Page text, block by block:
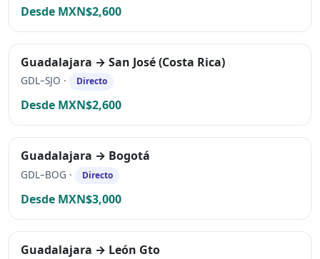
Desde MXN$2,600
Guadalajara → San José (Costa Rica)
GDL–SJO · Directo
Desde MXN$2,600
Guadalajara → Bogotá
GDL–BOG · Directo
Desde MXN$3,000
Guadalajara → León Gto